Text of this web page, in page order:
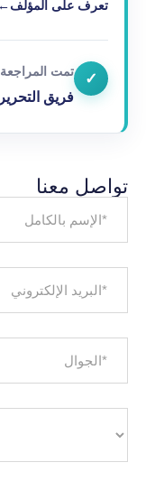
تعرف على المؤلف←
✓ تمت المراجعة
فريق
تواصل معنا